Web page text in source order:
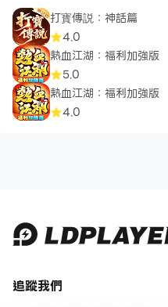
打寳傳説：神話篇
4.0
熱血江湖：福利加強版
5.0
熱血江湖：福利加強版
4.0
追蹤我們